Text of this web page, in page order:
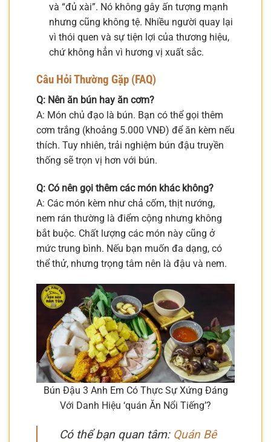
và “đủ xài”. Nó không gây ấn tượng mạnh
nhưng cũng không tệ. Nhiều người quay lại
vì thói quen và sự tiện lợi của thương hiệu,
chứ không hẳn vì hương vị xuất sắc.
Câu Hỏi Thường Gặp (FAQ)
Q: Nên ăn bún hay ăn cơm?
A: Món chủ đạo là bún. Bạn có thể gọi thêm
cơm trắng (khoảng 5.000 VNĐ) để ăn kèm nếu
thích. Tuy nhiên, trải nghiệm bún đậu truyền
thống sẽ trọn vị hơn với bún.
Q: Có nên gọi thêm các món khác không?
A: Các món kèm như chả cốm, thịt nướng,
nem rán thường là điểm cộng nhưng không
bắt buộc. Chất lượng các món này cũng ở
mức trung bình. Nếu bạn muốn đa dạng, có
thể thử, nhưng trọng tâm nên là đậu và nem.
Bún Đậu 3 Anh Em Có Thực Sự Xứng Đáng
Với Danh Hiệu ‘quán Ăn Nổi Tiếng’?
Có thể bạn quan tâm: Quán Bê